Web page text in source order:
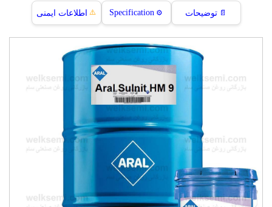
📄 توضیحات ⚙️
Specification
⚠️ اطلاعات ایمنی